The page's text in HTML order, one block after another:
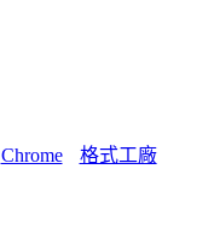
Chrome 格式工廠